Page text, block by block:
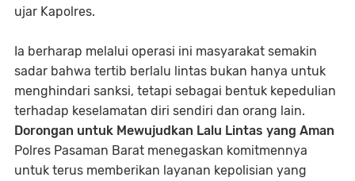
ujar Kapolres.
Ia berharap melalui operasi ini masyarakat semakin
sadar bahwa tertib berlalu lintas bukan hanya untuk
menghindari sanksi, tetapi sebagai bentuk kepedulian
terhadap keselamatan diri sendiri dan orang lain.
Dorongan untuk Mewujudkan Lalu Lintas yang Aman
Polres Pasaman Barat menegaskan komitmennya
untuk terus memberikan layanan kepolisian yang